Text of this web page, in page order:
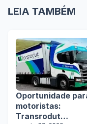
LEIA TAMBÉM
Oportunidade
motoristas:
Transrodut